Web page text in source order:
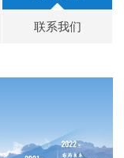
联系我们